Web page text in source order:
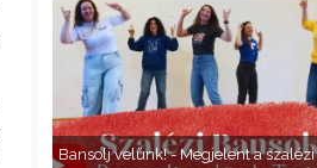
Bansolj velünk! - Megjelent a szalézi